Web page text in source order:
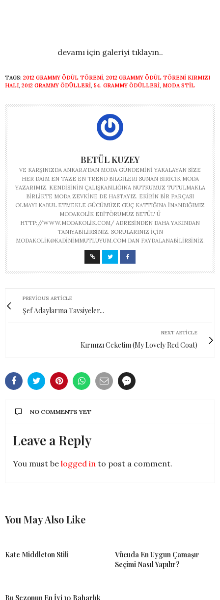
devamı için galeriyi tıklayın..
TAGS: 2012 GRAMMY ÖDÜL TÖRENI, 2012 GRAMMY ÖDÜL TÖRENI KIRMIZI
HALI, 2012 GRAMMY ÖDÜLLERI, 54. GRAMMY ÖDÜLLERI, MODA STIL
BETÜL KUZEY
VE KARŞINIZDA ANKARA'DAN MODA GÜNDEMINI YAKALAYAN SIZE
HER DAIM EN TAZE EN TREND BILGILERI SUNAN BIRICIK MODA
YAZARIMIZ. KENDISININ ÇALIŞKANLIĞINA NUTKUMUZ TUTULMAKLA
BIRLIKTE MODA ZEVKINE DE HASTAYIZ. EKIBIN BIR PARÇASI
OLMAYI KABUL ETMEKLE GÜCÜMÜZE GÜÇ KATTIĞINA INANDIĞIMIZ
MODAKOLIK EDITÖRÜMÜZ BETÜL' Ü
HTTP://WWW.MODAKOLIK.COM/ ADRESINDEN DAHA YAKINDAN
TANIYABILIRSINIZ. SORULARINIZ IÇIN
MODAKOLIK@KADINIMMUTLUYUM.COMDAN FAYDALANABILIRSINIZ.
PREVIOUS ARTICLE
Şef Adaylarına Tavsiyeler...
NEXT ARTICLE
Kırmızı Ceketim (My Lovely Red Coat)
NO COMMENTS YET
Leave a Reply
You must be logged in to post a comment.
You May Also Like
Kate Middleton Stili
Vücuda En Uygun Çamaşır
Seçimi Nasıl Yapılır?
Bu Sezonun En İyi 10 Baharlık